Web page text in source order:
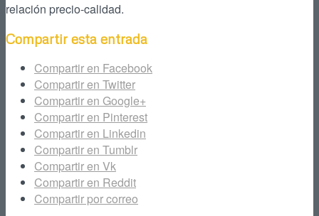
relación precio-calidad.
Compartir esta entrada
Compartir en Facebook
Compartir en Twitter
Compartir en Google+
Compartir en Pinterest
Compartir en Linkedin
Compartir en Tumblr
Compartir en Vk
Compartir en Reddit
Compartir por correo